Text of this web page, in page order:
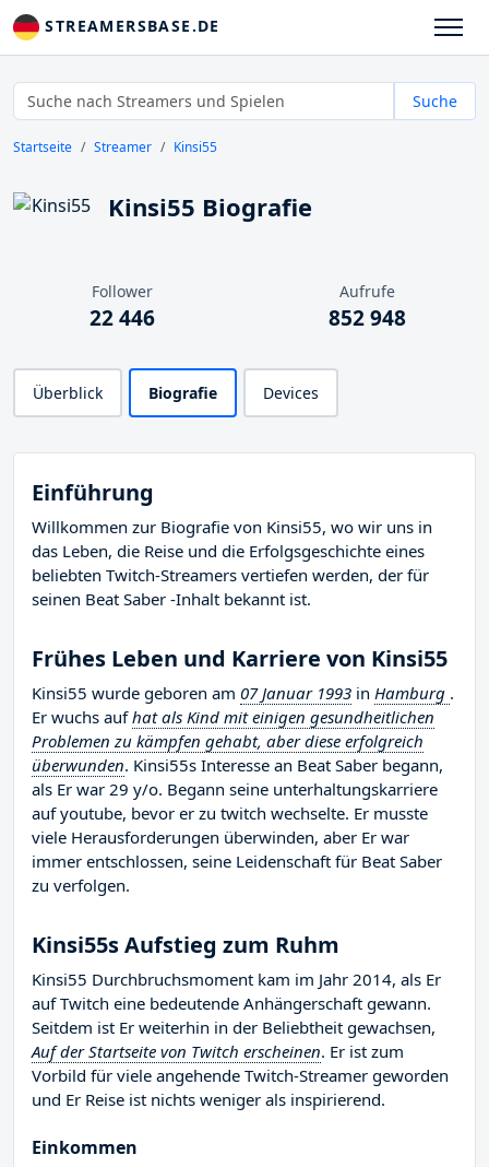
STREAMERSBASE.DE
Suche
Startseite Streamer Kinsi55
Kinsi55 Biografie
Follower
22 446
Aufrufe
852 948
Überblick Biografie Devices
Einführung
Willkommen zur Biografie von Kinsi55, wo wir uns in
das Leben, die Reise und die Erfolgsgeschichte eines
beliebten Twitch-Streamers vertiefen werden, der für
seinen Beat Saber -Inhalt bekannt ist.
Frühes Leben und Karriere von Kinsi55
Kinsi55 wurde geboren am 07 Januar 1993 in Hamburg .
Er wuchs aufhat als Kind mit einigen gesundheitlichen
Problemen zu kämpfen gehabt, aber diese erfolgreich
überwunden. Kinsi55s Interesse an Beat Saber begann,
als Er war 29 y/o. Begann seine unterhaltungskarriere
auf youtube, bevor er zu twitch wechselte. Er musste
viele Herausforderungen überwinden, aber Er war
immer entschlossen, seine Leidenschaft für Beat Saber
zu verfolgen.
Kinsi55s Aufstieg zum Ruhm
Kinsi55 Durchbruchsmoment kam im Jahr 2014, als Er
auf Twitch eine bedeutende Anhängerschaft gewann.
Seitdem ist Er weiterhin in der Beliebtheit gewachsen,
Auf der Startseite von Twitch erscheinen. Er ist zum
Vorbild für viele angehende Twitch-Streamer geworden
und Er Reise ist nichts weniger als inspirierend.
Einkommen